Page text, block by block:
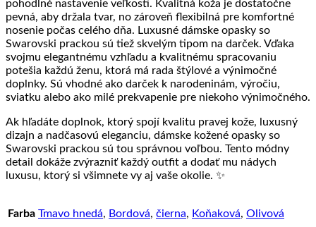
pohodlné nastavenie veľkosti. Kvalitná koža je dostatočne
pevná, aby držala tvar, no zároveň flexibilná pre komfortné
nosenie počas celého dňa. Luxusné dámske opasky so
Swarovski prackou sú tiež skvelým tipom na darček. Vďaka
svojmu elegantnému vzhľadu a kvalitnému spracovaniu
potešia každú ženu, ktorá má rada štýlové a výnimočné
doplnky. Sú vhodné ako darček k narodeninám, výročiu,
sviatku alebo ako milé prekvapenie pre niekoho výnimočného.
Ak hľadáte doplnok, ktorý spojí kvalitu pravej kože, luxusný
dizajn a nadčasovú eleganciu, dámske kožené opasky so
Swarovski prackou sú tou správnou voľbou. Tento módny
detail dokáže zvýrazniť každý outfit a dodať mu nádych
luxusu, ktorý si všimnete vy aj vaše okolie. ✨
Farba Tmavo hnedá, Bordová, čierna, Koňaková, Olivová